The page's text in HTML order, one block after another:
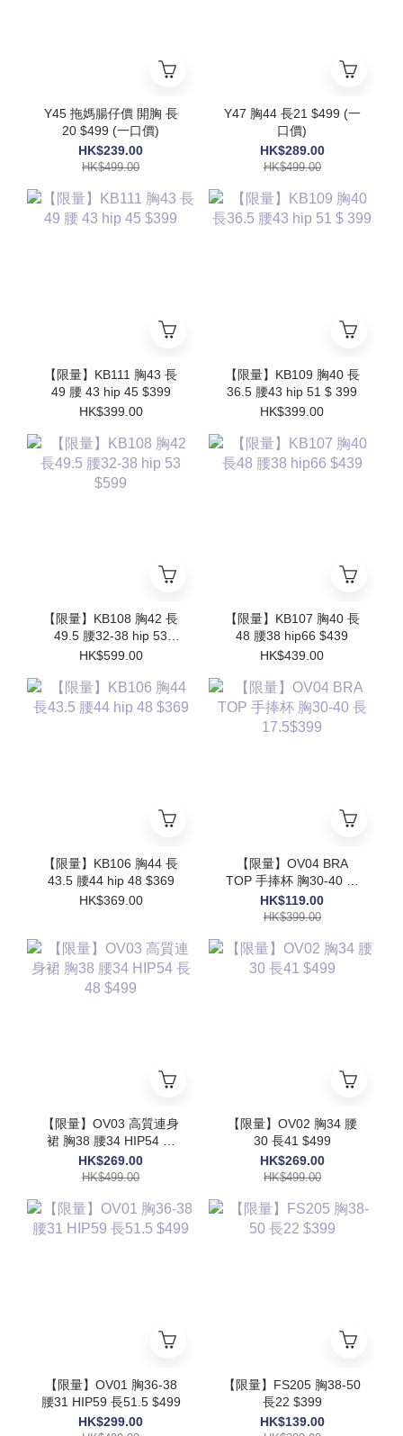
Y45 拖媽腸仔價 開胸 長
20 $499 (一口價)
HK$239.00
HK$499.00
Y47 胸44 長21 $499 (一
口價)
HK$289.00
HK$499.00
【限量】KB111 胸43 長
49 腰 43 hip 45 $399
HK$399.00
【限量】KB109 胸40 長
36.5 腰43 hip 51 $ 399
HK$399.00
【限量】KB108 胸42 長
49.5 腰32-38 hip 53
$599
HK$599.00
【限量】KB107 胸40 長
48 腰38 hip66 $439
HK$439.00
【限量】KB106 胸44 長
43.5 腰44 hip 48 $369
HK$369.00
【限量】OV04 BRA
TOP 手捧杯 胸30-40 長
17.5$399
HK$119.00
HK$399.00
【限量】OV03 高質連身
裙 胸38 腰34 HIP54 長
48 $499
HK$269.00
HK$499.00
【限量】OV02 胸34 腰
30 長41 $499
HK$269.00
HK$499.00
【限量】OV01 胸36-38
腰31 HIP59 長51.5 $499
HK$299.00
【限量】FS205 胸38-50
長22 $399
HK$139.00